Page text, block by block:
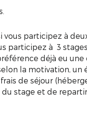
vous participez à
participez à 3
déjà eu
la motivation,
de séjour
stage et de